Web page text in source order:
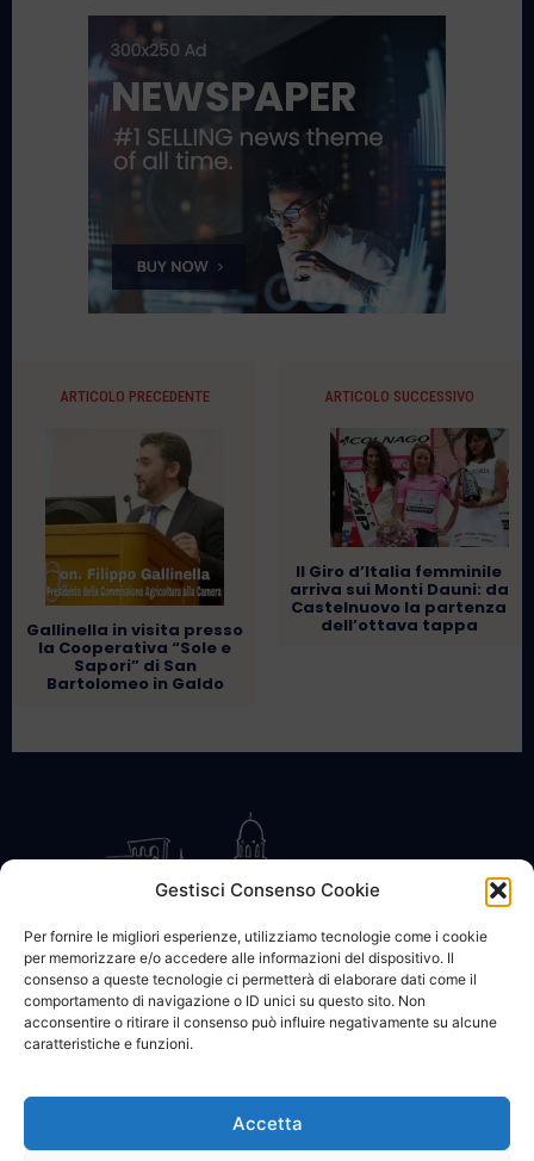
Gestisci Consenso Cookie
Per fornire le migliori esperienze, utilizziamo tecnologie come i cookie
per memorizzare e/o accedere alle informazioni del dispositivo. Il
consenso a queste tecnologie ci permetterà di elaborare dati come il
comportamento di navigazione o ID unici su questo sito. Non
acconsentire o ritirare il consenso può influire negativamente su alcune
caratteristiche e funzioni.
Accetta
ARTICOLO PRECEDENTE
Gallinella in visita presso
la Cooperativa “Sole e
Sapori” di San
Bartolomeo in Galdo
ARTICOLO SUCCESSIVO
Il Giro d’Italia femminile
arriva sui Monti Dauni: da
Castelnuovo la partenza
dell’ottava tappa
CONTATTACI COOKIE POLICY PRIVACY
© 2002 - 2026 SanBartolomeo.info :::: powered by Go Web snc |